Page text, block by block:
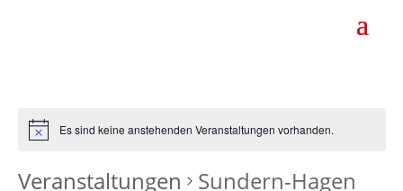
Es sind keine anstehenden Veranstaltungen vorhanden.
Veranstaltungen Sundern-Hagen